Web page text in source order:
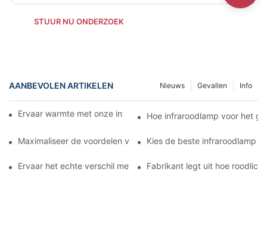
STUUR NU ONDERZOEK
AANBEVOLEN ARTIKELEN Info
Gevallen
Nieuws
Ervaar warmte met onze infraroodlamp voor het gezicht
Hoe infraroodlamp voor het
Maximaliseer de voordelen voor de huid met de infraroodlamp
Kies de beste infraroodlamp
Ervaar het echte verschil met de infraroodlamp voor het gezicht
Fabrikant legt uit hoe